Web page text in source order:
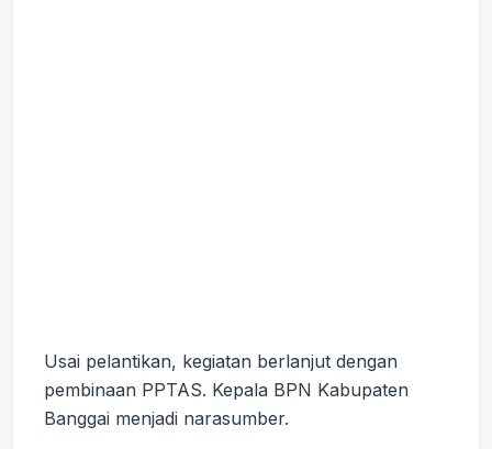
Usai pelantikan, kegiatan berlanjut dengan
pembinaan PPTAS. Kepala BPN Kabupaten
Banggai menjadi narasumber.